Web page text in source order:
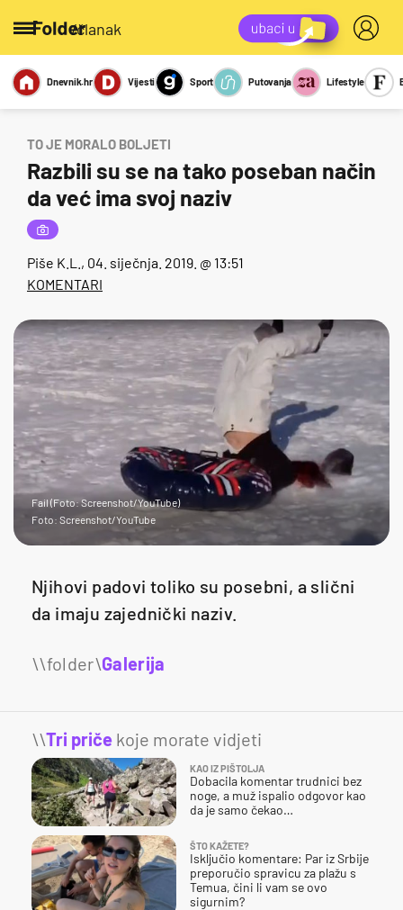
/članak
Miks Kviz
Report
Sexy
Dnevnik.hr Vijesti Sport Putovanja Lifestyle
TO JE MORALO BOLJETI
Razbili su se na tako poseban način
da već ima svoj naziv
Piše K.L. , 04. siječnja. 2019. @ 13:51
KOMENTARI
Fail (Foto: Screenshot/YouTube)
Foto: Screenshot/YouTube
Njihovi padovi toliko su posebni, a slični
da imaju zajednički naziv.
Galerija
\\Tri priče koje morate vidjeti
KAO IZ PIŠTOLJA
Dobacila komentar trudnici bez
noge, a muž ispalio odgovor kao
da je samo čekao…
ŠTO KAŽETE?
Isključio komentare: Par iz Srbije
preporučio spravicu za plažu s
Temua, čini li vam se ovo
sigurnim?